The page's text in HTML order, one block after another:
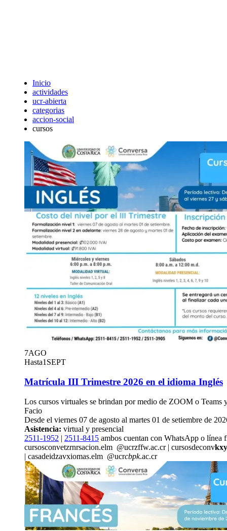
Inicio
actividades
ucr-abierta
categorias
accion-social
cursos
7AGO
Hasta1 SEPT
Matrícula III Trimestre 2026 en el idioma Inglés
Los cursos virtuales se brindan por medio de ZOOM o Teams
Facio
Desde el viernes 07 de agosto al martes 01 de setiembre de
Asistencia: virtual y presencial
2511-1952 | 2511-8415 ambos cuentan con WhatsApp o línea
cursosconvetzrnrsacion.elm @ucrzffw.ac.cr| cursosdeconv
| casadeidzavxiomas.elm @ucrcbpk.ac.cr